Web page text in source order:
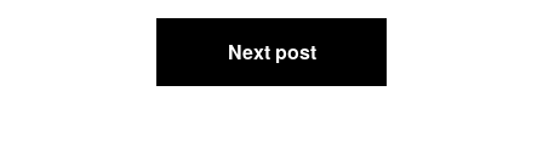
Next post